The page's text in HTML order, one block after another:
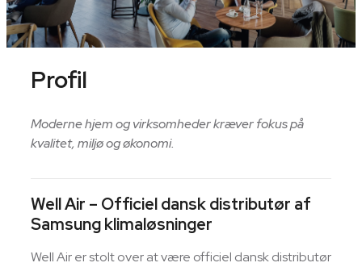
Profil
Moderne hjem og virksomheder kræver fokus på
kvalitet, miljø og økonomi.
Well Air – Officiel dansk distributør af
Samsung klimaløsninger
Well Air er stolt over at være officiel dansk distributør